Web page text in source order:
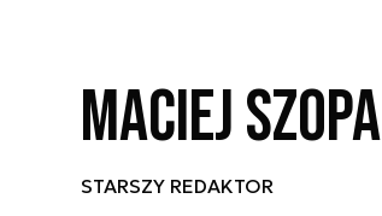
Maciej Szopa
STARSZY REDAKTOR